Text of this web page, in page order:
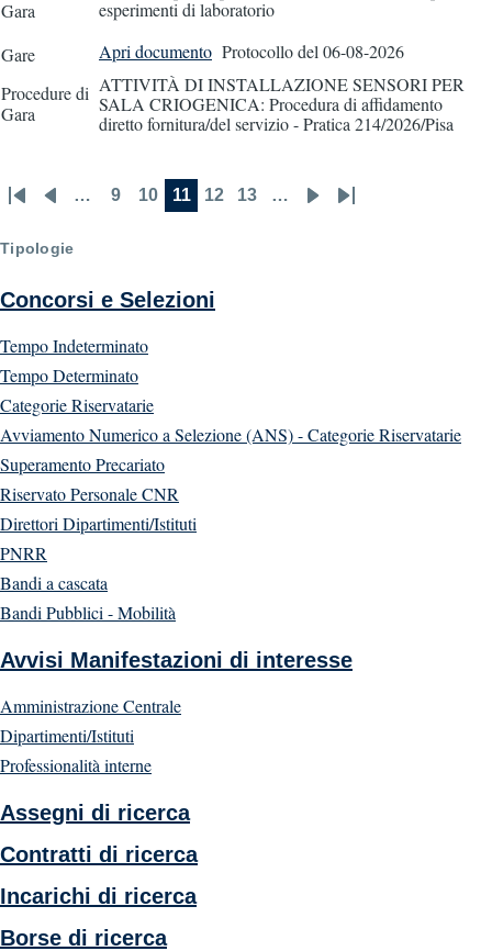
Gara
esperimenti di laboratorio
Gare
Procedure di
Gara
Apri documento Protocollodel 06-08-2026
ATTIVITÀ DI INSTALLAZIONE SENSORI PER
SALA CRIOGENICA: Procedura di affidamento
diretto fornitura/del servizio - Pratica 214/2026/Pisa
First
page
Previous
page
… 9
Page
10
Current
11 12 13 …
Next Last
Tipologie
Concorsi e Selezioni
Tempo Indeterminato
Tempo Determinato
Categorie Riservatarie
Avviamento Numerico a Selezione (ANS) - Categorie Riservatarie
Superamento Precariato
Riservato Personale CNR
Direttori Dipartimenti/Istituti
PNRR
Bandi a cascata
Bandi Pubblici - Mobilità
Avvisi Manifestazioni di interesse
Amministrazione Centrale
Dipartimenti/Istituti
Professionalità interne
Assegni di ricerca
Contratti di ricerca
Incarichi di ricerca
Borse di ricerca